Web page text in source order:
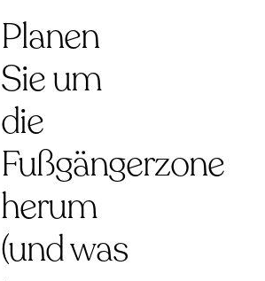
Planen
Sie um
die
Fußgängerzone
herum
(und was